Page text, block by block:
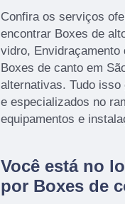
Confira os serviços
encontrar Boxes de
vidro, Envidraçamento
Boxes de canto em
alternativas. Tudo
e especializados no
equipamentos e
Você está no
por Boxes de